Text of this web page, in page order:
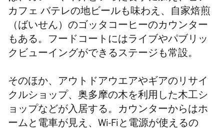
カフェ バテレの地ビールも味わえ、自家焙煎
（ばいせん）のゴッタコーヒーのカウンター
もある。フードコートにはライブやパブリッ
クビューイングができるステージも常設。
そのほか、アウトドアウエアやギアのリサイ
クルショップ、奥多摩の木を利用した木工シ
ョップなどが入居する。カウンターからはホ
ームと電車が見え、Wi-Fiと電源が使えるの